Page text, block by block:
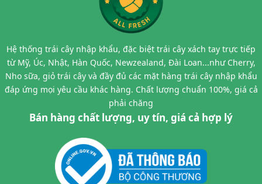
Hệ thống trái cây nhập khẩu, đặc biệt trái cây xách tay trực tiếp
từ Mỹ, Úc, Nhật, Hàn Quốc, Newzealand, Đài Loan...như Cherry,
Nho sữa, giỏ trái cây và đầy đủ các mặt hàng trái cây nhập khẩu
đáp ứng mọi yêu cầu khác hàng. Chất lượng chuẩn 100%, giá cả
phải chăng
Bán hàng chất lượng, uy tín, giá cả hợp lý